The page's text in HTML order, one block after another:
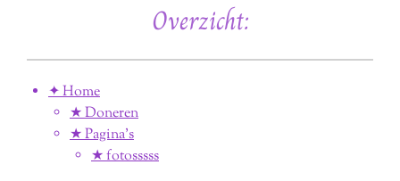
Overzicht:
✦ Home
★ Doneren
★ Pagina’s
★ fotosssss